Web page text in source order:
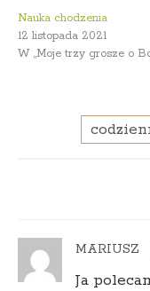
Nauka chodzenia
12 listopada 2021
W „Moje trzy grosze o
MARIUSZ
Ja